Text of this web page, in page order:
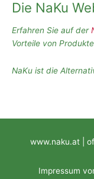
Die NaKu
Erfahren Sie auf der
Vorteile von
NaKu ist die
www.naku.at |
Impressum